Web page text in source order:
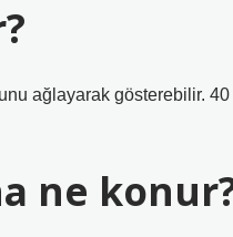
ağlayarak gösterebilir. 40
ne